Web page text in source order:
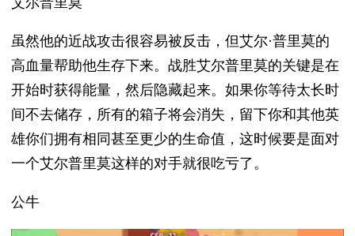
虽然他的近战攻击很容易被反击，但艾尔·普里莫的
高血量帮助他生存下来。战胜艾尔普里莫的关键是在
开始时获得能量，然后隐藏起来。如果你等待太长时
间不去储存，所有的箱子将会消失，留下你和其他英
雄你们拥有相同甚至更少的生命值，这时候要是面对
一个艾尔普里莫这样的对手就很吃亏了。
公牛